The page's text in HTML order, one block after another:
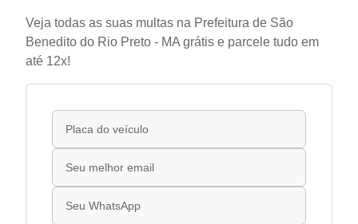
Veja todas as suas multas na Prefeitura de São
Benedito do Rio Preto - MA grátis e parcele tudo em
até 12x!